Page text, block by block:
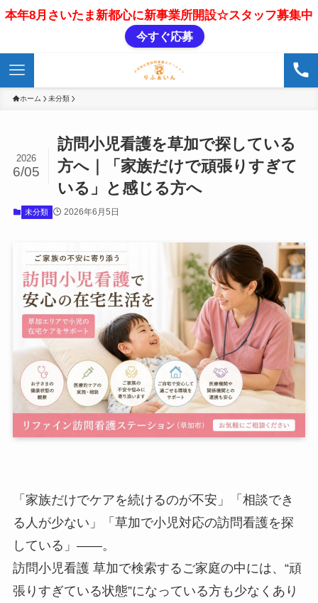
本年8月さいたま新都心に新事業所開設☆スタッフ募集中
今すぐ応募
ホーム 未分類
訪問小児看護を草加で探している
方へ｜「家族だけで頑張りすぎて
いる」と感じる方へ
2026
6/05
未分類 2026年6月5日
「家族だけでケアを続けるのが不安」「相談でき
る人が少ない」「草加で小児対応の訪問看護を探
している」――。
訪問小児看護 草加で検索するご家庭の中には、“頑
張りすぎている状態”になっている方も少なくあり